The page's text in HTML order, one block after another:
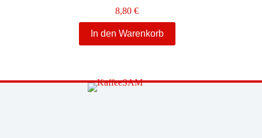
8,80€
In den Warenkorb